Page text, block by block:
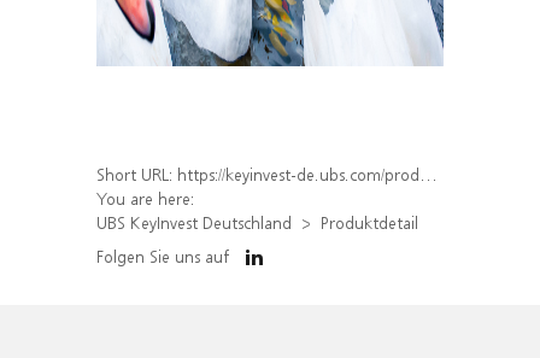
Short URL: https://keyinvest-de.ubs.com/produkt/detail/index/isin/DE000WA54446
You are here:
UBS KeyInvest Deutschland
Produktdetail
Folgen Sie uns auf